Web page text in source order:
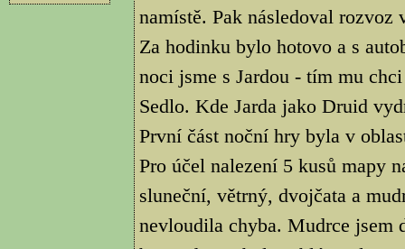
namístě. Pak následoval
Za hodinku bylo hotovo a s
noci jsme s Jardou - tím mu
Sedlo. Kde Jarda jako Druid
První část noční hry byla v
Pro účel nalezení 5 kusů mapy
sluneční, větrný, dvojčata a
nevloudila chyba. Mudrce jsem